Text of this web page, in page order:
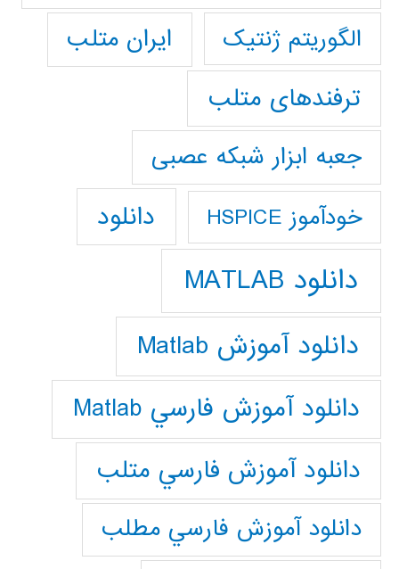
الگوریتم ژنتیک
ایران متلب
ترفندهای متلب
جعبه ابزار شبکه عصبی
خودآموز HSPICE دانلود
دانلود MATLAB
دانلود آموزش Matlab
دانلود آموزش فارسي Matlab
دانلود آموزش فارسي متلب
دانلود آموزش فارسي مطلب